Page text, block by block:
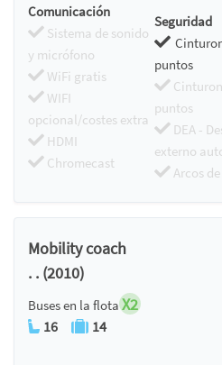
Comunicación
Sistema de sonido
y micrófono
WiFi gratis
WIFI
opcional/costes extra
HDMI
Chromecast
Seguridad
puntos
puntos
DEA -
externo
Arcos
Mobility coach
. . (2010)
Buses en la flota X2
16 14